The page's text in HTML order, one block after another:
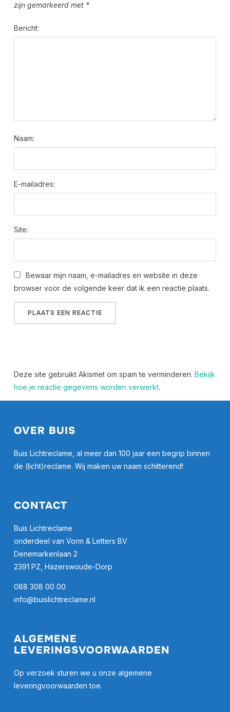
zijn gemarkeerd met *
Bericht:
Naam:
E-mailadres:
Site:
Bewaar mijn naam, e-mailadres en website in deze
browser voor de volgende keer dat ik een reactie plaats.
Deze site gebruikt Akismet om spam te verminderen. Bekijk
hoe je reactie gegevens worden verwerkt.
OVER BUIS
Buis Lichtreclame, al meer dan 100 jaar een begrip binnen
de (licht)reclame. Wij maken uw naam schitterend!
CONTACT
Buis Lichtreclame
onderdeel van Vorm & Letters BV
Denemarkenlaan 2
2391 PZ, Hazerswoude-Dorp
088 308 00 00
info@buislichtreclame.nl
ALGEMENE
LEVERINGSVOORWAARDEN
Op verzoek sturen we u onze algemene
leveringvoorwaarden toe.